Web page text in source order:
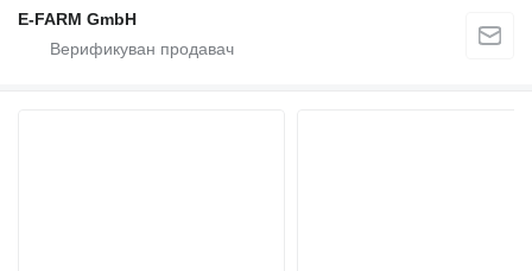
E-FARM GmbH